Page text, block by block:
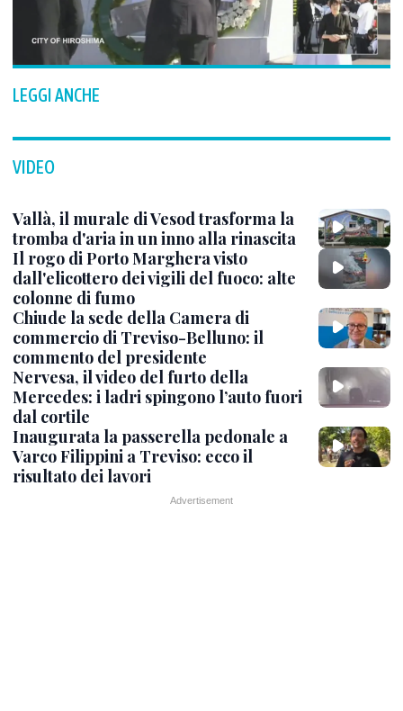
LEGGI ANCHE
VIDEO
Vallà, il murale di Vesod trasforma la
tromba d'aria in un inno alla rinascita
Il rogo di Porto Marghera visto
dall'elicottero dei vigili del fuoco: alte
colonne di fumo
Chiude la sede della Camera di
commercio di Treviso-Belluno: il
commento del presidente
Nervesa, il video del furto della
Mercedes: i ladri spingono l’auto fuori
dal cortile
Inaugurata la passerella pedonale a
Varco Filippini a Treviso: ecco il
risultato dei lavori